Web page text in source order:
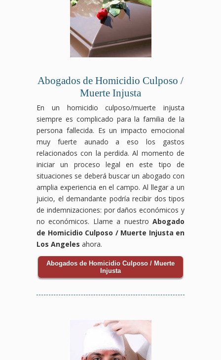
Abogados de Homicidio Culposo /
Muerte Injusta
En un homicidio culposo/muerte injusta
siempre es complicado para la familia de la
persona fallecida. Es un impacto emocional
muy fuerte aunado a eso los gastos
relacionados con la perdida. Al momento de
iniciar un proceso legal en este tipo de
situaciones se deberá buscar un abogado con
amplia experiencia en el campo. Al llegar a un
juicio, el demandante podría recibir dos tipos
de indemnizaciones: por daños económicos y
no económicos. Llame a nuestro Abogado
de Homicidio Culposo / Muerte Injusta en
Los Angeles ahora.
Abogados de Homicidio Culposo / Muerte
Injusta